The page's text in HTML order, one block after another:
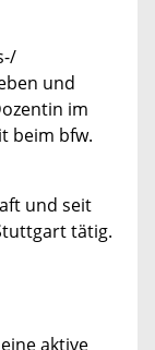
und
im
beim bfw.
und seit
tätig.
aktive